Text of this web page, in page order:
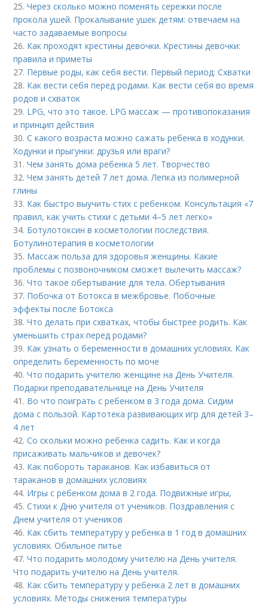
25.Через сколько можно поменять сережки после
прокола ушей. Прокалывание ушек детям: отвечаем на
часто задаваемые вопросы
26. Как проходят крестины девочки. Крестины девочки:
правила и приметы
27. Первые роды, как себя вести. Первый период: Схватки
28. Как вести себя перед родами. Как вести себя во время
родов и схваток
29. LPG, что это такое. LPG массаж — противопоказания
и принцип действия
30.С какого возраста можно сажать ребенка в ходунки.
Ходунки и прыгунки: друзья или враги?
31.Чем занять дома ребенка 5 лет. Творчество
32.Чем занять детей 7 лет дома. Лепка из полимерной
глины
33. Как быстро выучить стих с ребенком. Консультация «7
правил, как учить стихи с детьми 4–5 лет легко»
34. Ботулотоксин в косметологии последствия.
Ботулинотерапия в косметологии
35. Массаж польза для здоровья женщины. Какие
проблемы с позвоночником сможет вылечить массаж?
36.Что такое обертывание для тела. Обертывания
37. Побочка от Ботокса в межбровье. Побочные
эффекты после Ботокса
38.Что делать при схватках, чтобы быстрее родить. Как
уменьшить страх перед родами?
39. Как узнать о беременности в домашних условиях. Как
определить беременность по моче
40.Что подарить учителю женщине на День Учителя.
Подарки преподавательнице на День Учителя
41. Во что поиграть с ребенком в 3 года дома. Сидим
дома с пользой. Картотека развивающих игр для детей 3–
4 лет
42.Со скольки можно ребенка садить. Как и когда
присаживать мальчиков и девочек?
43. Как побороть тараканов. Как избавиться от
тараканов в домашних условиях
44. Игры с ребенком дома в 2 года. Подвижные игры,
45.Стихи к Дню учителя от учеников. Поздравления с
Днем учителя от учеников
46. Как сбить температуру у ребенка в 1 год в домашних
условиях. Обильное питье
47.Что подарить молодому учителю на День учителя.
Что подарить учителю на День учителя.
48. Как сбить температуру у ребенка 2 лет в домашних
условиях. Методы снижения температуры